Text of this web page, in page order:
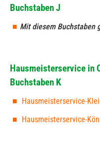
Buchstaben J
Mit diesem Buchstaben
Hausmeisterservice in
Buchstaben K
Hausmeisterservice-
Hausmeisterservice-